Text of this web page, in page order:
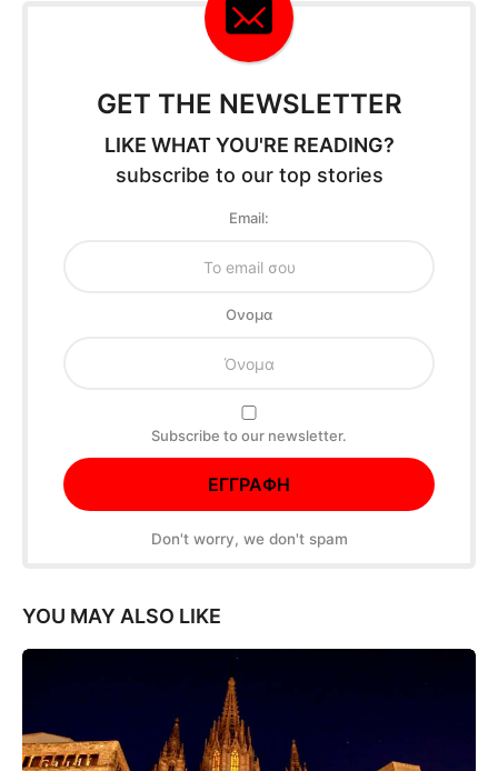
GET THE NEWSLETTER
LIKE WHAT YOU'RE READING?
subscribe to our top stories
Email:
Oνομα
Subscribe to our newsletter.
Don't worry, we don't spam
YOU MAY ALSO LIKE